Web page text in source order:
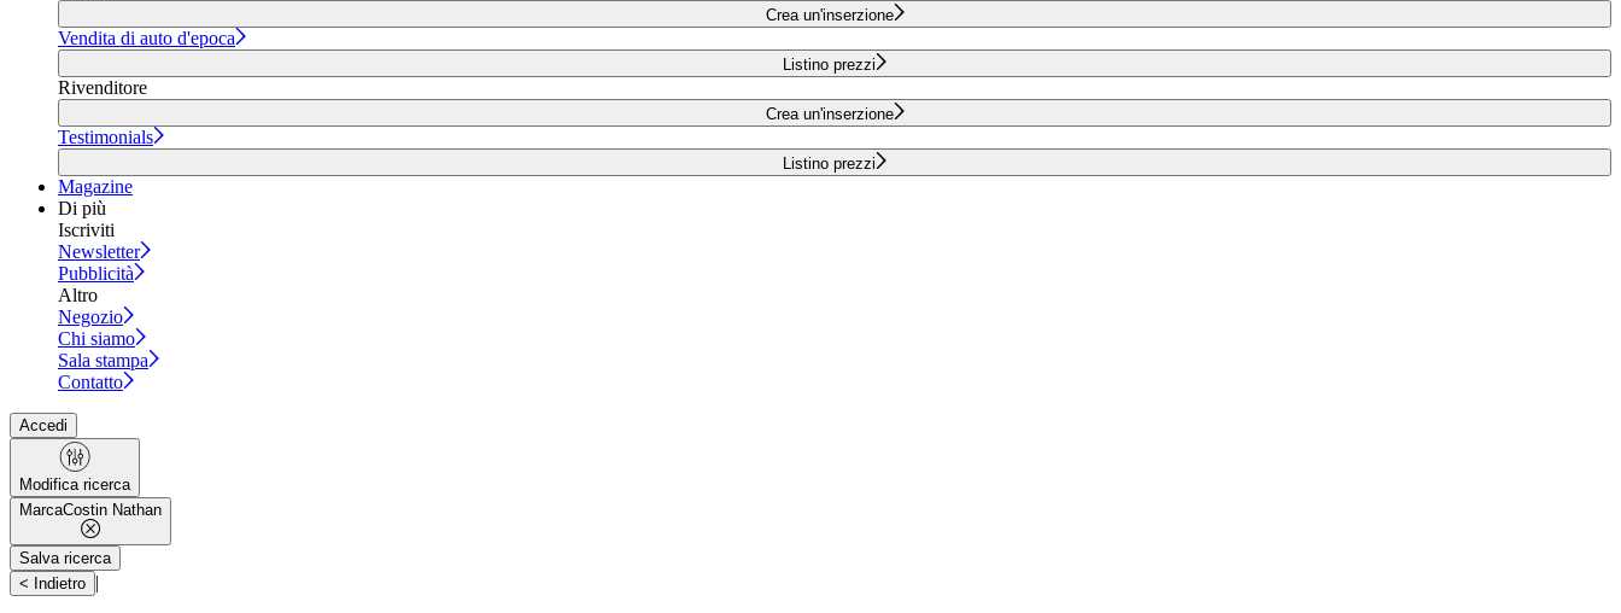
Crea un'inserzione
Vendita di auto d'epoca
Listino prezzi
Rivenditore
Crea un'inserzione
Testimonials
Listino prezzi
Magazine
Di più
Iscriviti
Newsletter
Pubblicità
Altro
Negozio
Chi siamo
Sala stampa
Contatto
Accedi
Modifica ricerca
MarcaCostin Nathan
Salva ricerca
< Indietro |